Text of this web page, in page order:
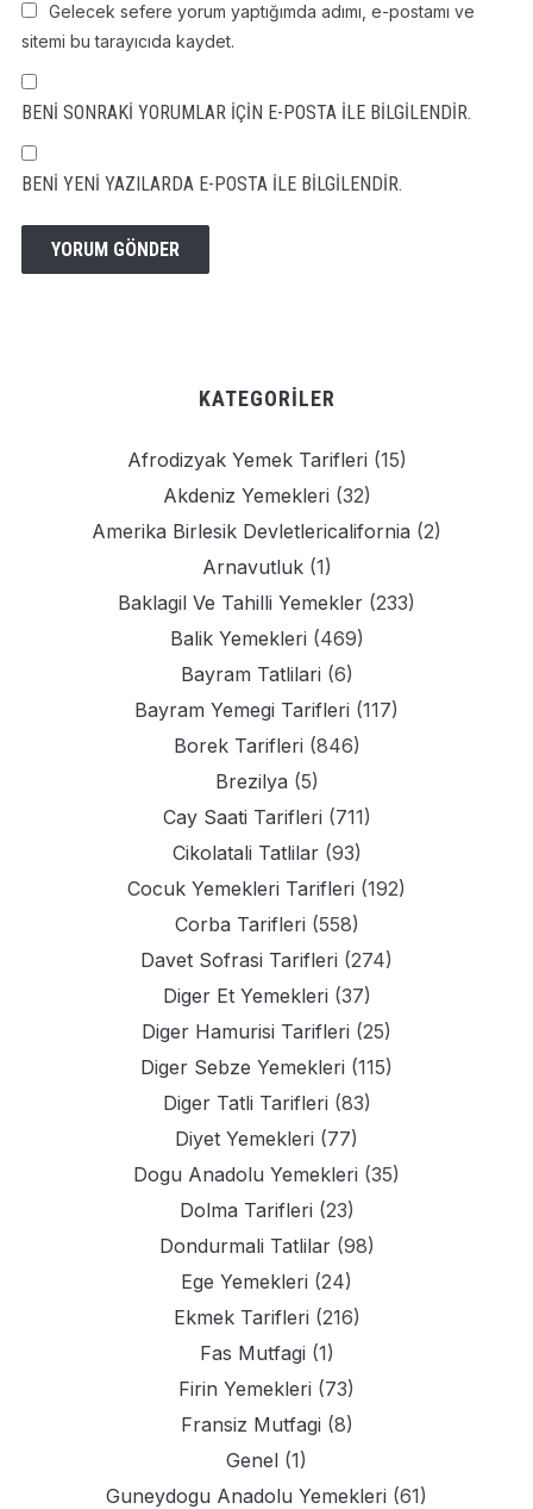
Gelecek sefere yorum yaptığımda adımı, e-postamı ve
sitemi bu tarayıcıda kaydet.
BENI SONRAKI YORUMLAR IÇIN E-POSTA ILE BILGILENDIR.
BENI YENI YAZILARDA E-POSTA ILE BILGILENDIR.
KATEGORILER
Afrodizyak Yemek Tarifleri (15)
Akdeniz Yemekleri (32)
Amerika Birlesik Devletlericalifornia (2)
Arnavutluk(1)
Baklagil Ve Tahilli Yemekler (233)
Balik Yemekleri (469)
Bayram Tatlilari (6)
Bayram Yemegi Tarifleri (117)
Borek Tarifleri (846)
Brezilya (5)
Cay Saati Tarifleri (711)
Cikolatali Tatlilar(93)
Cocuk Yemekleri Tarifleri (192)
Corba Tarifleri (558)
Davet Sofrasi Tarifleri (274)
Diger Et Yemekleri (37)
Diger Hamurisi Tarifleri (25)
Diger Sebze Yemekleri (115)
Diger Tatli Tarifleri (83)
Diyet Yemekleri (77)
Dogu Anadolu Yemekleri (35)
Dolma Tarifleri (23)
Dondurmali Tatlilar(98)
Ege Yemekleri (24)
Ekmek Tarifleri (216)
Fas Mutfagi (1)
Firin Yemekleri (73)
Fransiz Mutfagi (8)
Genel (1)
Guneydogu Anadolu Yemekleri (61)